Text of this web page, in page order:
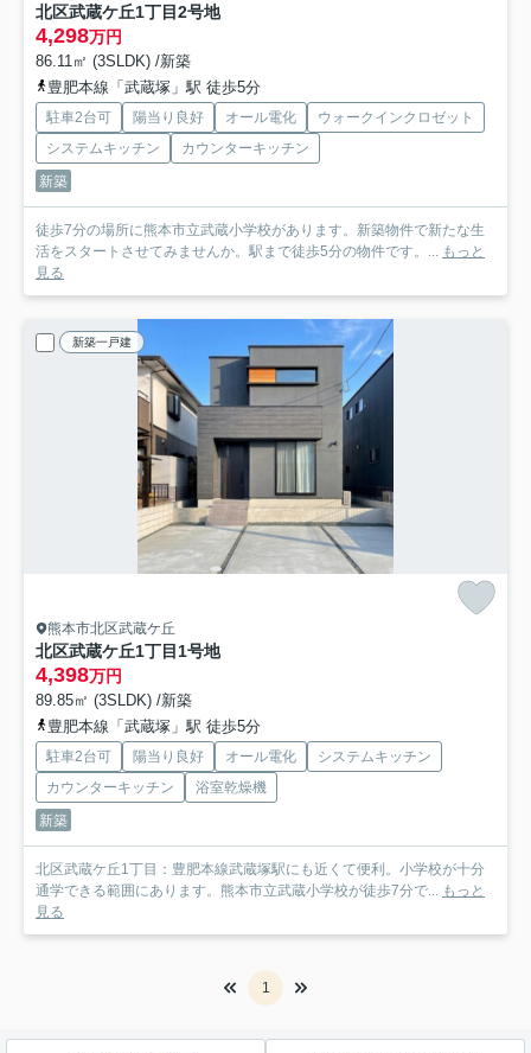
北区武蔵ケ丘1丁目2号地
4,298万円
86.11㎡ (3SLDK) /新築
豊肥本線「武蔵塚」駅 徒歩5分
駐車2台可 陽当り良好 オール電化
ウォークインクロゼット
システムキッチン
カウンターキッチン
新築
徒歩7分の場所に熊本市立武蔵小学校があります。新築物件で新たな生
活をスタートさせてみませんか。駅まで徒歩5分の物件です。...
もっと
見る
新築一戸建
熊本市北区武蔵ケ丘
北区武蔵ケ丘1丁目 1号地
4,398万円
89.85㎡ (3SLDK) /新築
豊肥本線「武蔵塚」駅 徒歩5分
駐車2台可 陽当り良好 オール電化
システムキッチン
カウンターキッチン
浴室乾燥機
新築
北区武蔵ケ丘1丁目：豊肥本線武蔵塚駅にも近くて便利。小学校が十分
通学できる範囲にあります。熊本市立武蔵小学校が徒歩7分で...
もっと
見る
1